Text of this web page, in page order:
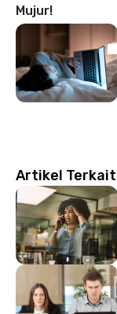
Mujur!
Artikel Terkait